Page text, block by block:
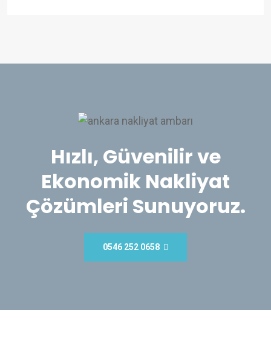
Hızlı, Güvenilir ve
Ekonomik Nakliyat
Çözümleri Sunuyoruz.
0546 252 0658